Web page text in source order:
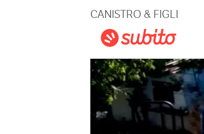
CANISTRO & FIGLI